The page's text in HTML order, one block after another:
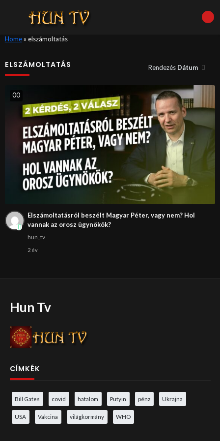
Home» elszámoltatás
ELSZÁMOLTATÁS Rendezés Dátum
00
Elszámoltatásról beszélt Magyar Péter, vagy nem? Hol
vannak az orosz ügynökök?
hun_tv
2 év
Hun Tv
CÍMKÉK
Bill Gates covid hatalom Putyin pénz Ukrajna
USA Vakcina világkormány WHO